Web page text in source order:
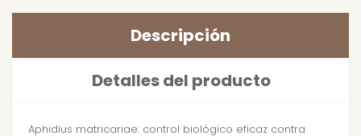
Descripción
Detalles del producto
Aphidius matricariae: control biológico eficaz contra